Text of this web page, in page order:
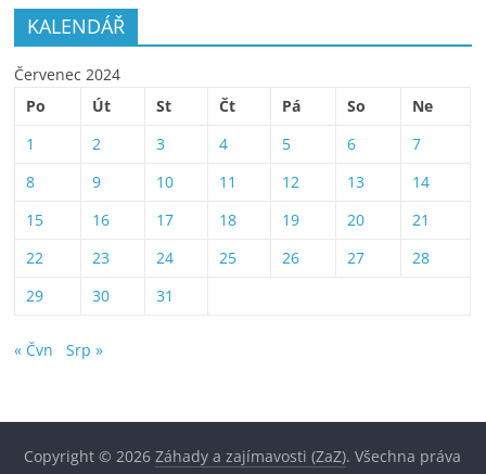
KALENDÁŘ
Červenec 2024
Po
Út St Čt Pá So
Ne
1
2 3 4 5 6
7
8
9 10 11 12 13
14
15
16 17 18 19 20
21
22
23 24 25 26 27
28
29
30 31
« Čvn Srp »
Copyright © 2026Záhady a zajímavosti (ZaZ). Všechna práva